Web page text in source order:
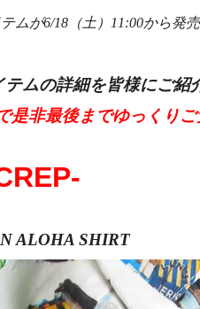
ムが6/18（土）11:00から発
ムの詳細を皆様にご紹
是非最後までゆっくり
ALOHA SHIRT